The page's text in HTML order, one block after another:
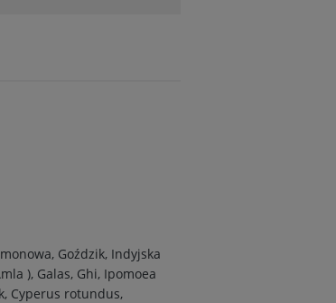
Goździk, Indyjska
), Galas, Ghi, Ipomoea
Cyperus rotundus,